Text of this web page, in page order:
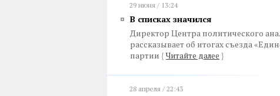
29 июня / 13:24
В списках значился
Директор Центра политического
рассказывает об итогах съезда
партии { Читайте далее }
28 апреля / 22:43